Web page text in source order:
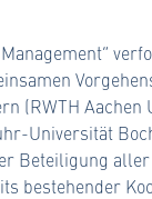
(RWTH Aachen
Universität
Beteiligung
bestehender